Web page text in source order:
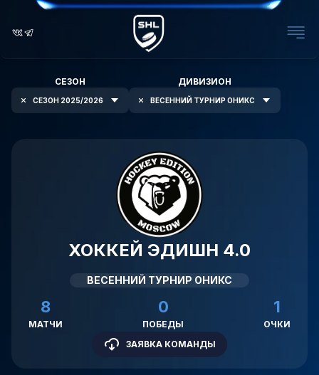
СЕЗОН
СЕЗОН 2025/2026
ДИВИЗИОН
ВЕСЕННИЙ ТУРНИР ОНИКС
ХОККЕЙ ЭДИШН 4.0
ВЕСЕННИЙ ТУРНИР ОНИКС
8
МАТЧИ
0
ПОБЕДЫ
1
ОЧКИ
ЗАЯВКА КОМАНДЫ